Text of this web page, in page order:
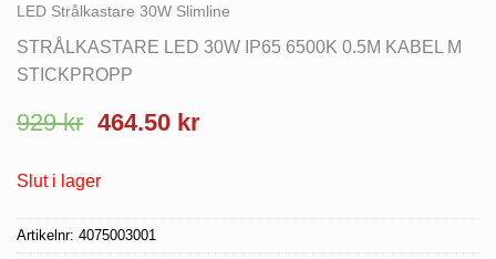
LED Strålkastare 30W Slimline
STRÅLKASTARE LED 30W IP65 6500K 0.5M KABEL M
STICKPROPP
929kr Det
priset
var:
929 kr.
464.50 krDet
464.50 kr.
Slut i lager
Artikelnr: 4075003001